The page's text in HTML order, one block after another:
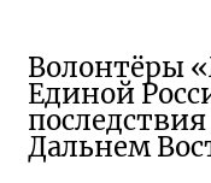
Волонтёры
Единой
Дальнем